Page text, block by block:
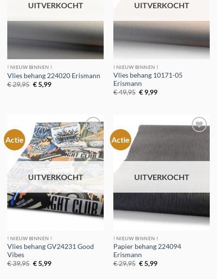
UITVERKOCHT
! NIEUW BINNEN !
Vlies behang 224020 Erismann
€29,95 Oorspronkelijke
prijs
€5,99Huidige
UITVERKOCHT
! NIEUW BINNEN !
Vlies behang 10171-05
Erismann
€49,95 Oorspronkelijke
prijs
€9,99Huidige
Actie
Toevoegen
aan
verlanglijst
UITVERKOCHT
! NIEUW BINNEN !
Vlies behang GV24231 Good
Vibes
€39,95 Oorspronkelijke
prijs
€5,99Huidige
Actie
verlanglijst
UITVERKOCHT
! NIEUW BINNEN !
Papier behang 224094
Erismann
€29,95 Oorspronkelijke
prijs
€5,99Huidige